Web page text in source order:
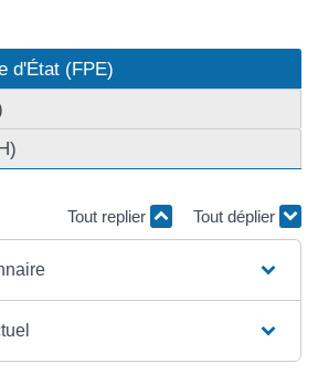
d'État (FPE)
Tout replier Tout déplier